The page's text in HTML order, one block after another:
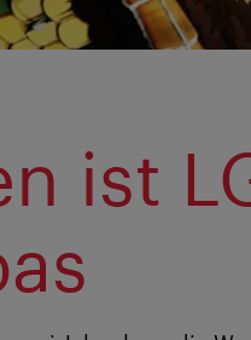
ist